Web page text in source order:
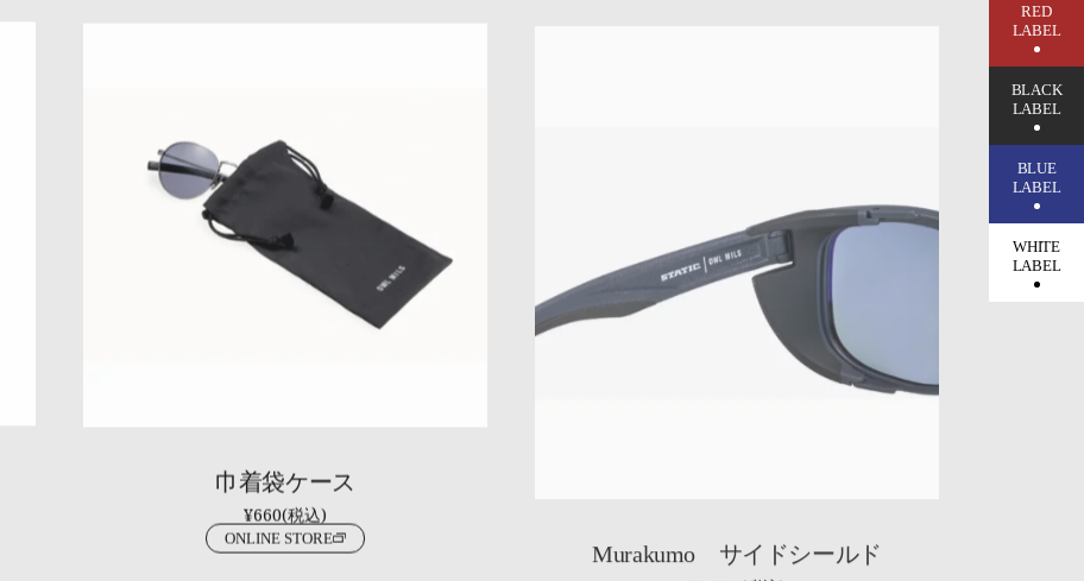
RED
LABEL
BLACK
LABEL
BLUE
LABEL
WHITE
LABEL
巾着袋ケース
¥660(税込)
ONLINE STORE Murakumo サイドシールド